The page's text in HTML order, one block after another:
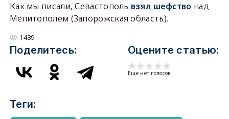
Как мы писали, Севастополь взял шефство над
Мелитополем (Запорожская область).
1439
Поделитесь: Оцените статью:
Еще нет голосов
Теги: